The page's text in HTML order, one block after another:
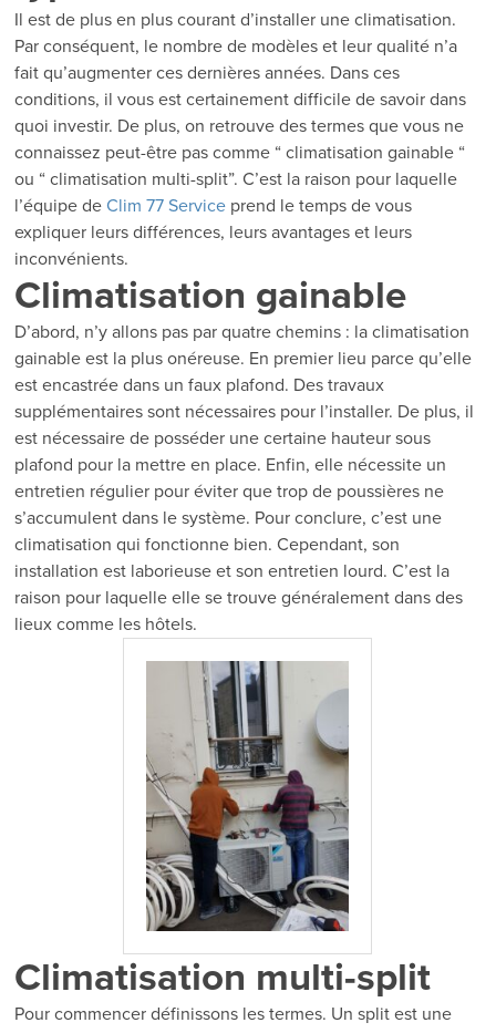
Il est de plus en plus courant d’installer une climatisation.
Par conséquent, le nombre de modèles et leur qualité n’a
fait qu’augmenter ces dernières années. Dans ces
conditions, il vous est certainement difficile de savoir dans
quoi investir. De plus, on retrouve des termes que vous ne
connaissez peut-être pas comme “ climatisation gainable “
ou “ climatisation multi-split”. C’est la raison pour laquelle
l’équipe deClim 77 Service prend le temps de vous
expliquer leurs différences, leurs avantages et leurs
inconvénients.
Climatisation gainable
D’abord, n’y allons pas par quatre chemins : la climatisation
gainable est la plus onéreuse. En premier lieu parce qu’elle
est encastrée dans un faux plafond. Des travaux
supplémentaires sont nécessaires pour l’installer. De plus, il
est nécessaire de posséder une certaine hauteur sous
plafond pour la mettre en place. Enfin, elle nécessite un
entretien régulier pour éviter que trop de poussières ne
s’accumulent dans le système. Pour conclure, c’est une
climatisation qui fonctionne bien. Cependant, son
installation est laborieuse et son entretien lourd. C’est la
raison pour laquelle elle se trouve généralement dans des
lieux comme les hôtels.
Climatisation multi-split
Pour commencer définissons les termes. Un split est une